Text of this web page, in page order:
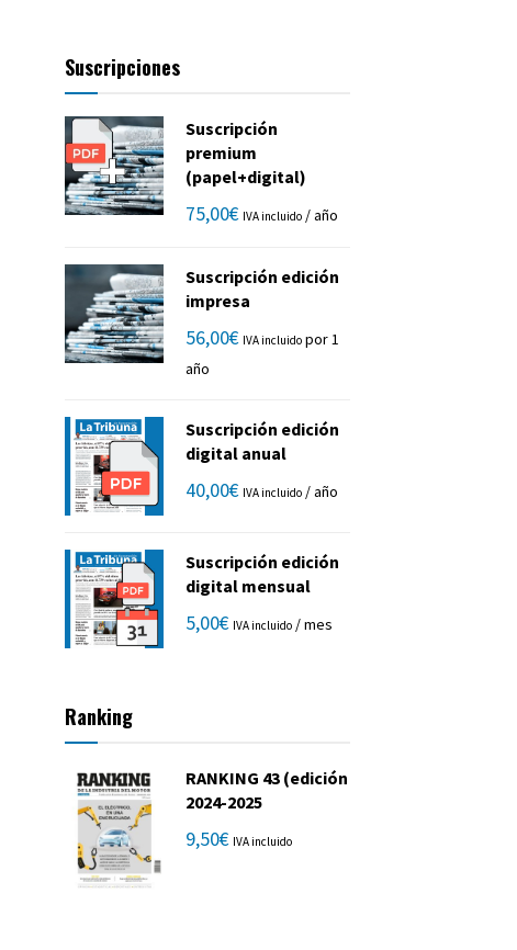
Suscripciones
Suscripción
premium
(papel+digital)
75,00€ IVA incluido / año
Suscripción edición
impresa
56,00€ IVA incluido por 1
año
Suscripción edición
digital anual
40,00€ IVA incluido / año
Suscripción edición
digital mensual
5,00€ IVA incluido / mes
Ranking
RANKING 43 (edición
2024-2025
9,50€ IVA incluido